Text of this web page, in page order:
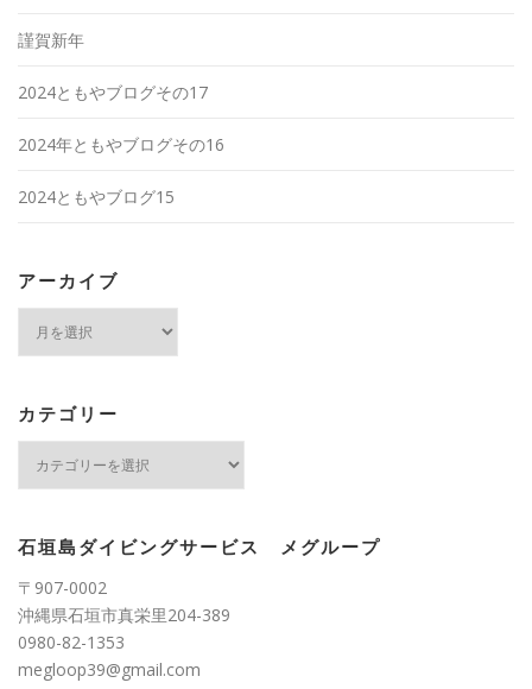
謹賀新年
2024ともやブログその17
2024年ともやブログその16
2024ともやブログ15
アーカイブ
ブ
カテゴリー
ー
石垣島ダイビングサービス メグループ
〒907-0002
沖縄県石垣市真栄里204-389
0980-82-1353
megloop39@gmail.com